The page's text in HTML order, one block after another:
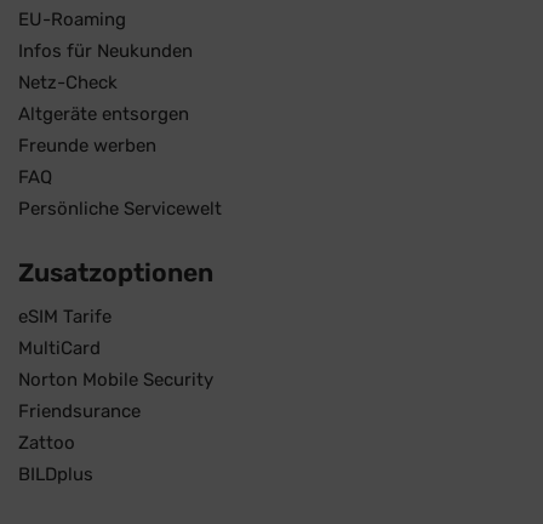
EU-Roaming
Infos für Neukunden
Netz-Check
Altgeräte entsorgen
Freunde werben
FAQ
Persönliche Servicewelt
Zusatzoptionen
eSIM Tarife
MultiCard
Norton Mobile Security
Friendsurance
Zattoo
BILDplus